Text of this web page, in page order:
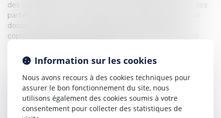
des copropriétaires, ainsi que les modalités de gestion des
parties communes. Le règlement de copropriété est un
document essentiel qui définit les règles de vie en
copropriété. Il précise la répartition des lots, les droits et
gestion des parties communes.
Le syndic de copropriété est un professionnel chargé de la
gestion administrative, financière et technique de la
copropriété. Il est élu par l'assemblée générale des
copropriétaires et a pour mission de veiller au bon
Information sur les cookies
Nous avons recours à des cookies techniques pour
assurer le bon fonctionnement du site, nous
utilisons également des cookies soumis à votre
consentement pour collecter des statistiques de